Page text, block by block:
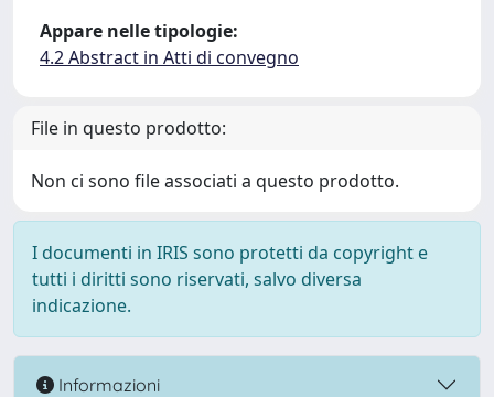
Appare nelle tipologie:
4.2 Abstract in Atti di convegno
File in questo prodotto:
Non ci sono file associati a questo prodotto.
I documenti in IRIS sono protetti da copyright e
tutti i diritti sono riservati, salvo diversa
indicazione.
Informazioni